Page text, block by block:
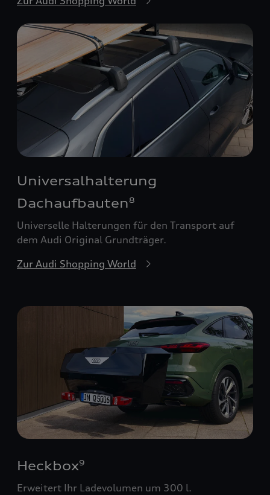
Universalhalterung
Dachaufbauten8
Universelle Halterungen für den Transport auf
dem Audi Original Grundträger.
Zur Audi Shopping World
Heckbox9
Erweitert Ihr Ladevolumen um 300 l.